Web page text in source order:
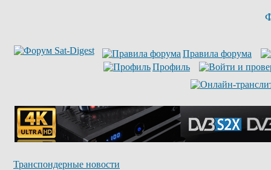
Правила форума
Профиль
Транспондерные новости